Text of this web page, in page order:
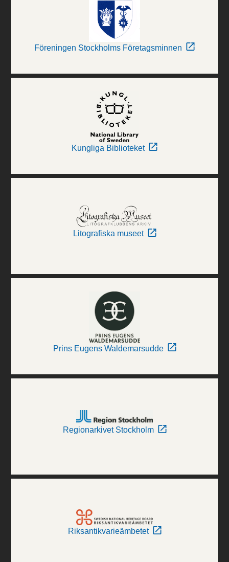
Föreningen Stockholms Företagsminnen
Kungliga Biblioteket
Litografiska museet
Prins Eugens Waldemarsudde
Regionarkivet Stockholm
Riksantikvarieämbetet